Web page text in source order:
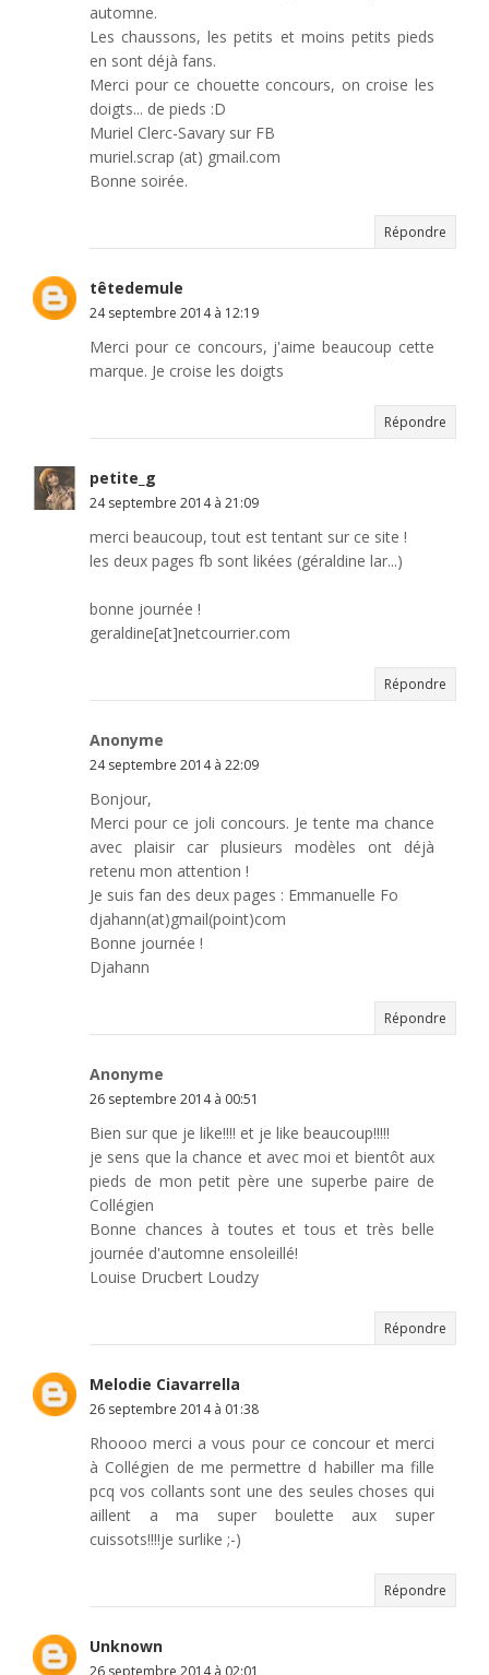
automne.
Les chaussons, les petits et moins petits pieds
en sont déjà fans.
Merci pour ce chouette concours, on croise les
doigts... de pieds :D
Muriel Clerc-Savary sur FB
muriel.scrap (at) gmail.com
Bonne soirée.
Répondre
têtedemule
24 septembre 2014 à 12:19
Merci pour ce concours, j'aime beaucoup cette
marque. Je croise les doigts
Répondre
petite_g
24 septembre 2014 à 21:09
merci beaucoup, tout est tentant sur ce site !
les deux pages fb sont likées (géraldine lar...)
bonne journée !
geraldine[at]netcourrier.com
Répondre
Anonyme
24 septembre 2014 à 22:09
Bonjour,
Merci pour ce joli concours. Je tente ma chance
avec plaisir car plusieurs modèles ont déjà
retenu mon attention !
Je suis fan des deux pages : Emmanuelle Fo
djahann(at)gmail(point)com
Bonne journée !
Djahann
Répondre
Anonyme
26 septembre 2014 à 00:51
Bien sur que je like!!!! et je like beaucoup!!!!!
je sens que la chance et avec moi et bientôt aux
pieds de mon petit père une superbe paire de
Collégien
Bonne chances à toutes et tous et très belle
journée d'automne ensoleillé!
Louise Drucbert Loudzy
Répondre
Melodie Ciavarrella
26 septembre 2014 à 01:38
Rhoooo merci a vous pour ce concour et merci
à Collégien de me permettre d habiller ma fille
pcq vos collants sont une des seules choses qui
aillent a ma super boulette aux super
cuissots!!!!je surlike ;-)
Répondre
Unknown
26 septembre 2014 à 02:01